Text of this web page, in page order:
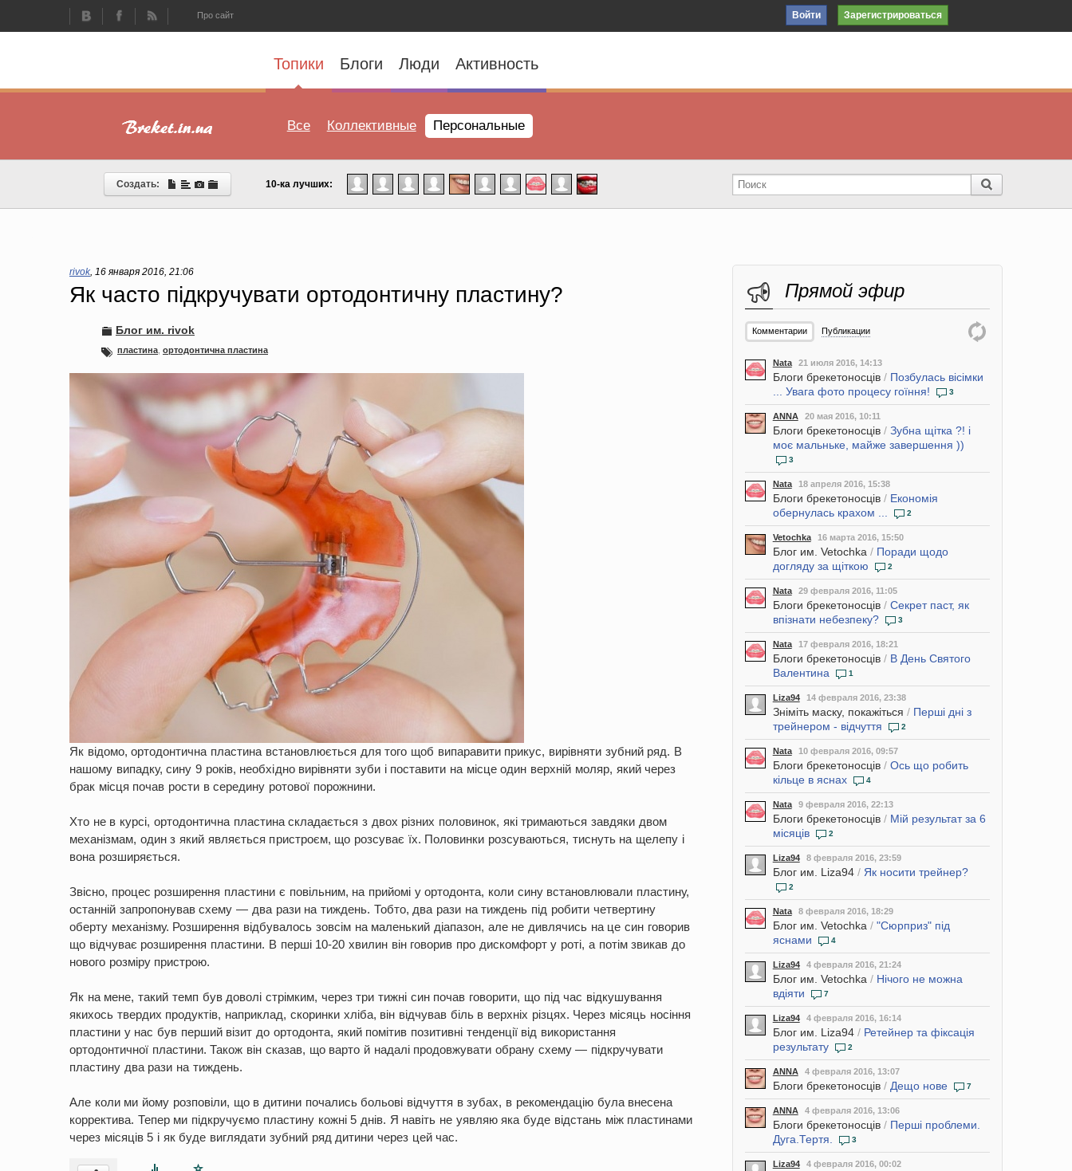
Про сайт Войти Зарегистрироваться
Топики Блоги Люди Активность
Все Коллективные Персональные
Создать: 10-ка лучших:
rivok, 16 января 2016, 21:06
Як часто підкручувати ортодонтичну пластину?
Блог им. rivok
пластина ортодонтична пластина
Як відомо, ортодонтична пластина встановлюється для того щоб випаравити прикус, вирівняти зубний ряд. В
нашому випадку, сину 9 років, необхідно вирівняти зуби і поставити на місце один верхній моляр, який через
брак місця почав рости в середину ротової порожнини.
Хто не в курсі, ортодонтична пластина складається з двох різних половинок, які тримаються завдяки двом
механізмам, один з який являється пристроєм, що розсуває їх. Половинки розсуваються, тиснуть на щелепу і
вона розширяється.
Звісно, процес розширення пластини є повільним, на прийомі у ортодонта, коли сину встановлювали пластину,
останній запропонував схему — два рази на тиждень. Тобто, два рази на тиждень під робити четвертину
оберту механізму. Розширення відбувалось зовсім на маленький діапазон, але не дивлячись на це син говорив
що відчуває розширення пластини. В перші 10-20 хвилин він говорив про дискомфорт у роті, а потім звикав до
нового розміру пристрою.
Як на мене, такий темп був доволі стрімким, через три тижні син почав говорити, що під час відкушування
якихось твердих продуктів, наприклад, скоринки хліба, він відчував біль в верхніх різцях. Через місяць носіння
пластини у нас був перший візит до ортодонта, який помітив позитивні тенденції від використання
ортодонтичної пластини. Також він сказав, що варто й надалі продовжувати обрану схему — підкручувати
пластину два рази на тиждень.
Але коли ми йому розповіли, що в дитини почались больові відчуття в зубах, в рекомендацію була внесена
корректива. Тепер ми підкручуємо пластину кожні 5 днів. Я навіть не уявляю яка буде відстань між пластинами
через місяців 5 і як буде виглядати зубний ряд дитини через цей час.
Прямой эфир
Комментарии Публикации
Nata 21 июля 2016, 14:13
Блоги брекетоносців/ Позбулась вісімки
... Увага фото процесу гоїння!
3
ANNA 20 мая 2016, 10:11
Блоги брекетоносців/ Зубна щітка ?! і
моє мальньке, майже завершення ))
3
Nata 18 апреля 2016, 15:38
Блоги брекетоносців/ Економія
обернулась крахом ...
2
Vetochka 16 марта 2016, 15:50
Блог им. Vetochka / Поради щодо
догляду за щіткою
2
Nata 29 февраля 2016, 11:05
Блоги брекетоносців/ Секрет паст, як
впізнати небезпеку?
3
Nata 17 февраля 2016, 18:21
Блоги брекетоносців/ В День Святого
Валентина
1
Liza94 14 февраля 2016, 23:38
Зніміть маску, покажіться / Перші дні з
трейнером - відчуття
2
Nata 10 февраля 2016, 09:57
Блоги брекетоносців/ Ось що робить
кільце в яснах
4
Nata 9 февраля 2016, 22:13
Блоги брекетоносців/ Мій результат за 6
місяців
2
Liza94 8 февраля 2016, 23:59
Блог им. Liza94/ Як носити трейнер?
2
Nata 8 февраля 2016, 18:29
Блог им. Vetochka / "Сюрприз" під
яснами
4
Liza94 4 февраля 2016, 21:24
Блог им. Vetochka / Нічого не можна
вдіяти
7
Liza94 4 февраля 2016, 16:14
Блог им. Liza94/ Ретейнер та фіксація
результату
2
ANNA 4 февраля 2016, 13:07
Блоги брекетоносців/ Дещо нове 7
ANNA 4 февраля 2016, 13:06
Блоги брекетоносців/ Перші проблеми.
Дуга.Тертя.
3
Liza94 4 февраля 2016, 00:02